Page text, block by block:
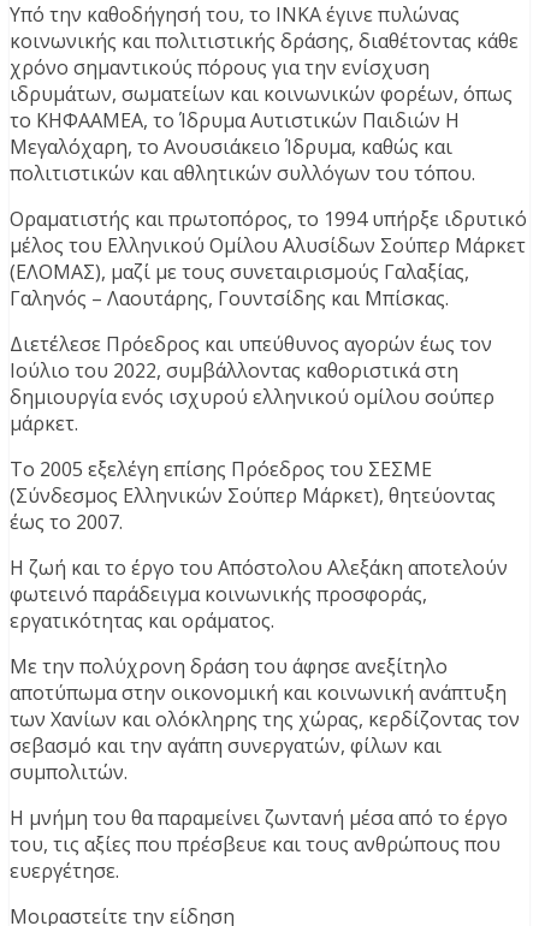
Υπό την καθοδήγησή του, το ΙΝΚΑ έγινε πυλώνας
κοινωνικής και πολιτιστικής δράσης, διαθέτοντας κάθε
χρόνο σημαντικούς πόρους για την ενίσχυση
ιδρυμάτων, σωματείων και κοινωνικών φορέων, όπως
το ΚΗΦΑΑΜΕΑ, το Ίδρυμα Αυτιστικών Παιδιών Η
Μεγαλόχαρη, το Ανουσιάκειο Ίδρυμα, καθώς και
πολιτιστικών και αθλητικών συλλόγων του τόπου.
Οραματιστής και πρωτοπόρος, το 1994 υπήρξε ιδρυτικό
μέλος του Ελληνικού Ομίλου Αλυσίδων Σούπερ Μάρκετ
(ΕΛΟΜΑΣ), μαζί με τους συνεταιρισμούς Γαλαξίας,
Γαληνός – Λαουτάρης, Γουντσίδης και Μπίσκας.
Διετέλεσε Πρόεδρος και υπεύθυνος αγορών έως τον
Ιούλιο του 2022, συμβάλλοντας καθοριστικά στη
δημιουργία ενός ισχυρού ελληνικού ομίλου σούπερ
μάρκετ.
Το 2005 εξελέγη επίσης Πρόεδρος του ΣΕΣΜΕ
(Σύνδεσμος Ελληνικών Σούπερ Μάρκετ), θητεύοντας
έως το 2007.
Η ζωή και το έργο του Απόστολου Αλεξάκη αποτελούν
φωτεινό παράδειγμα κοινωνικής προσφοράς,
εργατικότητας και οράματος.
Με την πολύχρονη δράση του άφησε ανεξίτηλο
αποτύπωμα στην οικονομική και κοινωνική ανάπτυξη
των Χανίων και ολόκληρης της χώρας, κερδίζοντας τον
σεβασμό και την αγάπη συνεργατών, φίλων και
συμπολιτών.
Η μνήμη του θα παραμείνει ζωντανή μέσα από το έργο
του, τις αξίες που πρέσβευε και τους ανθρώπους που
ευεργέτησε.
Μοιραστείτε την είδηση